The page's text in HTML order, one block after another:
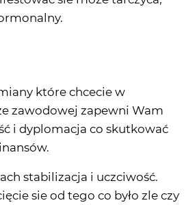
które chcecie w
zawodowej zapewni Wam
i dyplomacja co skutkować
stabilizacja i uczciwość.
sie od tego co było zle czy